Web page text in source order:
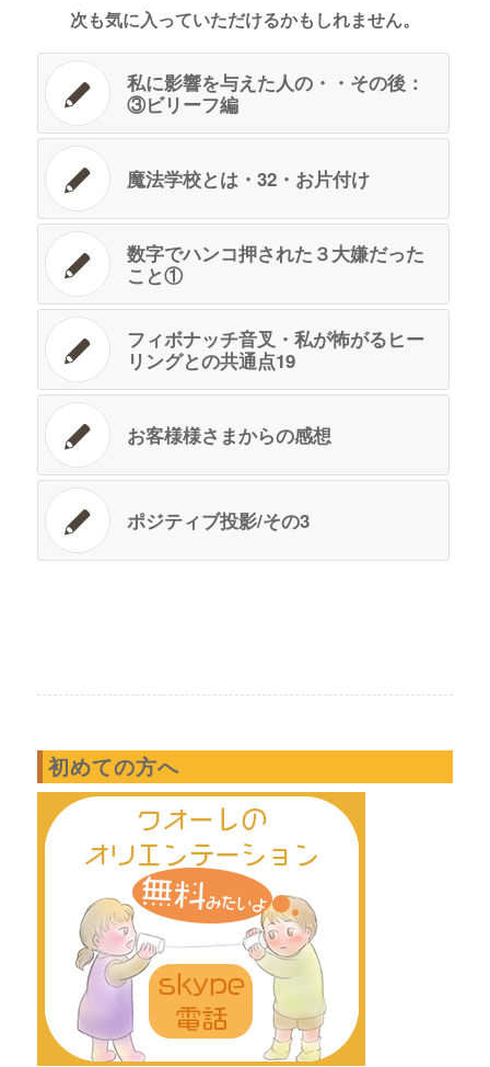
次も気に入っていただけるかもしれません。
私に影響を与えた人の・・その後：
③ビリーフ編
魔法学校とは・32・お片付け
数字でハンコ押された３大嫌だった
こと①
フィボナッチ音叉・私が怖がるヒー
リングとの共通点19
お客様様さまからの感想
ポジティブ投影/その3
初めての方へ